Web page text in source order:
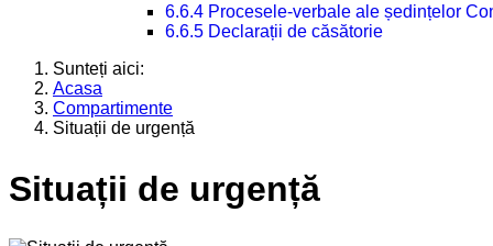
6.6.4 Procesele-verbale ale ședințelor
6.6.5 Declarații de căsătorie
Sunteți aici:
Acasa
Compartimente
Situații de urgență
Situații de urgență